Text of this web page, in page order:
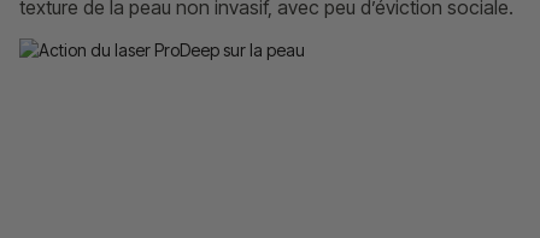
texture de la peau non invasif, avec peu d’éviction sociale.